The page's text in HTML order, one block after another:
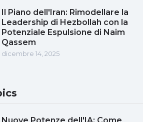
Il Piano dell'Iran: Rimodellare la
Leadership di Hezbollah con la
Potenziale Espulsione di Naim
Qassem
dicembre 14, 2025
Nuove Potenze dell'IA: Come